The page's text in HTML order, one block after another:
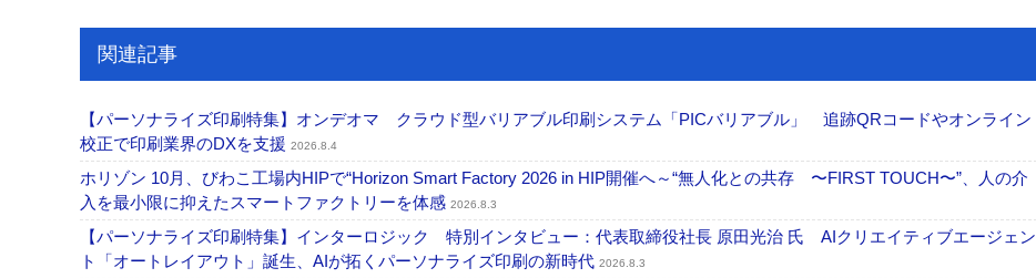
関連記事
【パーソナライズ印刷特集】オンデオマ クラウド型バリアブル印刷システム「PICバリアブル」 追跡QRコードやオンライン
校正で印刷業界のDXを支援 2026.8.4
ホリゾン 10月、びわこ工場内HIPで“Horizon Smart Factory 2026 in HIP開催へ～“無人化との共存 〜FIRST TOUCH〜”、人の介
入を最小限に抑えたスマートファクトリーを体感 2026.8.3
【パーソナライズ印刷特集】インターロジック 特別インタビュー：代表取締役社長 原田光治 氏 AIクリエイティブエージェン
ト「オートレイアウト」誕生、AIが拓くパーソナライズ印刷の新時代 2026.8.3